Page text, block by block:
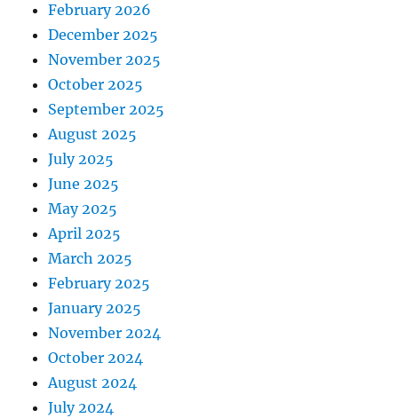
February 2026
December 2025
November 2025
October 2025
September 2025
August 2025
July 2025
June 2025
May 2025
April 2025
March 2025
February 2025
January 2025
November 2024
October 2024
August 2024
July 2024